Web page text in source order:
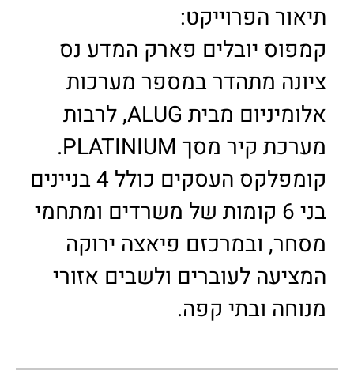
תיאור הפרוייקט:
קמפוס יובלים פארק המדע נס
ציונה מתהדר במספר מערכות
אלומיניום מבית ALUG, לרבות
מערכת קיר מסך PLATINIUM.
קומפלקס העסקים כולל 4 בניינים
בני 6 קומות של משרדים ומתחמי
מסחר, ובמרכזם פיאצה ירוקה
המציעה לעוברים ולשבים אזורי
מנוחה ובתי קפה.